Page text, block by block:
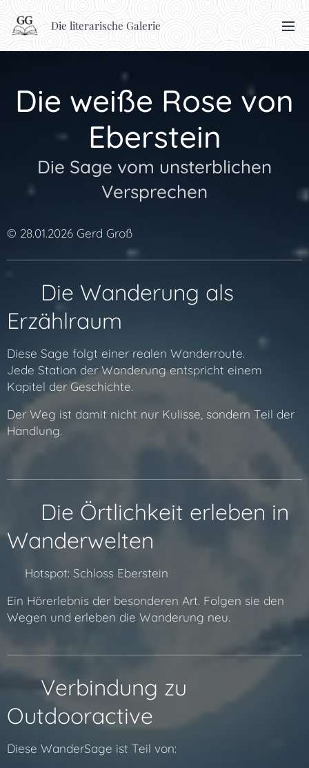
Die literarische Galerie
Die weiße Rose von
Eberstein
Die Sage vom unsterblichen
Versprechen
© 28.01.2026 Gerd Groß
🧭 Die Wanderung als
Erzählraum
Diese Sage folgt einer realen Wanderroute.
Jede Station der Wanderung entspricht einem
Kapitel der Geschichte.
Der Weg ist damit nicht nur Kulisse, sondern Teil der
Handlung.
📍 Die Örtlichkeit erleben in
Wanderwelten
🔗 Hotspot: Schloss Eberstein
Ein Hörerlebnis der besonderen Art. Folgen sie den
Wegen und erleben die Wanderung neu.
🔗 Verbindung zu
Outdooractive
Diese WanderSage ist Teil von: